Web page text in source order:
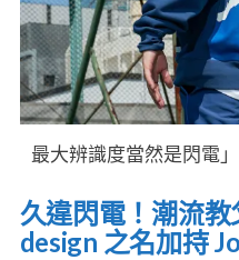
最大辨識度當然是閃電
久違閃電！潮流
design 之名加持